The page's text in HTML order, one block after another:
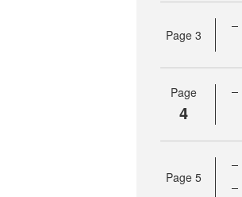
Page 3
Page
4
Page 5